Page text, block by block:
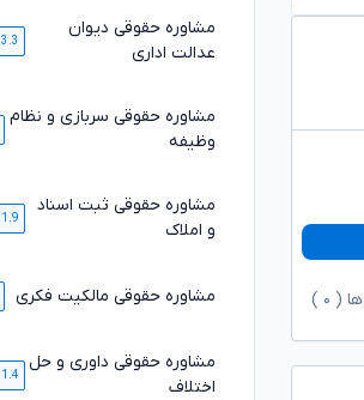
( ۰
مشاوره حقوقی دیوان
عدالت اداری
3.3 هزار
مشاوره حقوقی سربازی و نظام
وظیفه
مشاوره حقوقی ثبت اسناد
و املاک
1.9 هزار
مشاوره حقوقی مالکیت فکری
مشاوره حقوقی داوری و حل
اختلاف
1.4 هزار